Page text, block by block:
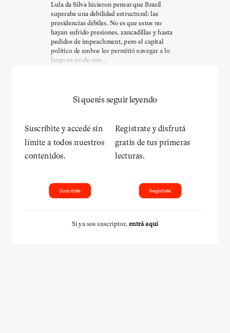
Lula da Silva hicieron pensar que Brasil
superaba una debilidad estructural: las
presidencias débiles. No es que estos no
hayan sufrido presiones, zancadillas y hasta
pedidos de impeachment, pero el capital
político de ambos les permitió navegar a lo
largo ya no de uno...
Si querés seguir leyendo
Suscribite y accedé sin
límite a todos nuestros
contenidos.
Suscribite
Registrate y disfrutá
gratis de tus primeras
lecturas.
Registrate
Si ya sos suscriptor, entrá aquí